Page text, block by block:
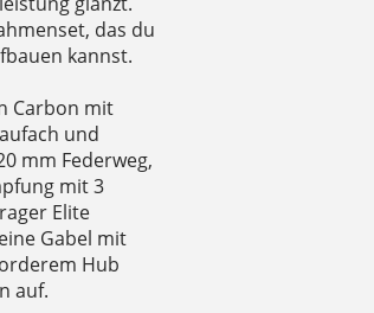
das du
kannst.
Carbon mit
und
mm Federweg,
mit 3
Elite
Gabel mit
Hub
auf.